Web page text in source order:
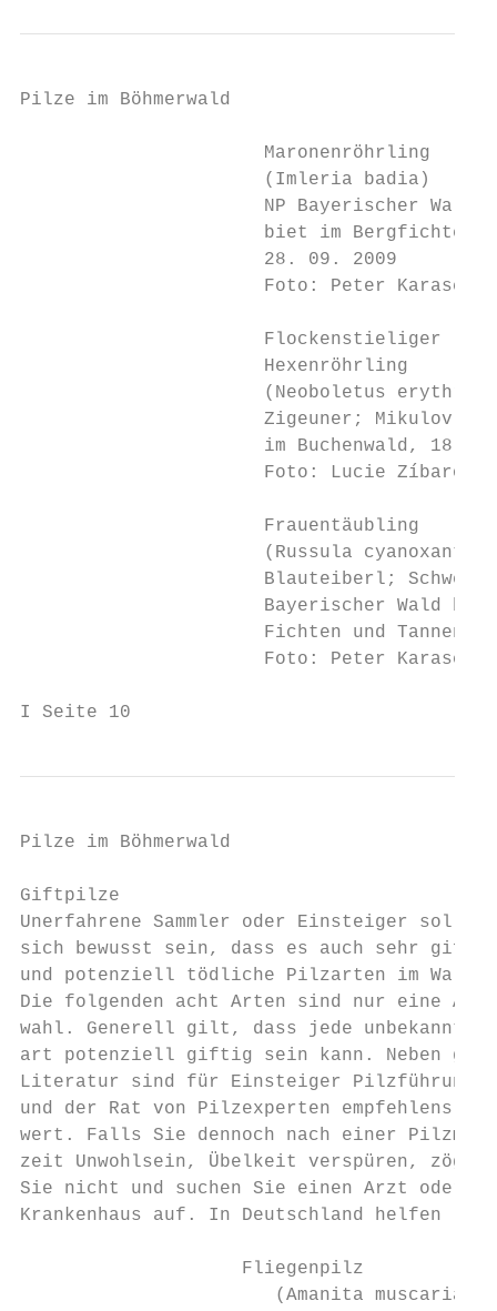
Pilze im Böhmerwald
                      Maronenröhrling
                      (Imleria badia)
NP Bayerischer Wald,
biet im
                      28. 09. 2009
                      Foto: Peter Karasch
                      Flockenstieliger
                      Hexenröhrling
(Neoboletus
Zigeuner; Mikulov im
im Buchenwald, 18.
                      Foto: Lucie Zíbarová
                      Frauentäubling
                      (Russula cyanoxantha)
Blauteiberl;
Bayerischer Wald bei
Fichten und Tannen,
                      Foto: Peter Karasch
I Seite 10
Pilze im Böhmerwald
Giftpilze
Unerfahrene Sammler oder Einsteiger sollten
sich bewusst sein, dass es auch sehr
und potenziell tödliche Pilzarten im Wald
Die folgenden acht Arten sind nur eine Aus-
wahl. Generell gilt, dass jede unbekannte
art potenziell giftig sein kann. Neben
Literatur sind für Einsteiger
und der Rat von Pilzexperten empfehlens-
wert. Falls Sie dennoch nach einer
zeit Unwohlsein, Übelkeit verspüren,
Sie nicht und suchen Sie einen Arzt oder
Krankenhaus auf. In Deutschland helfen
                    Fliegenpilz
                       (Amanita muscaria)